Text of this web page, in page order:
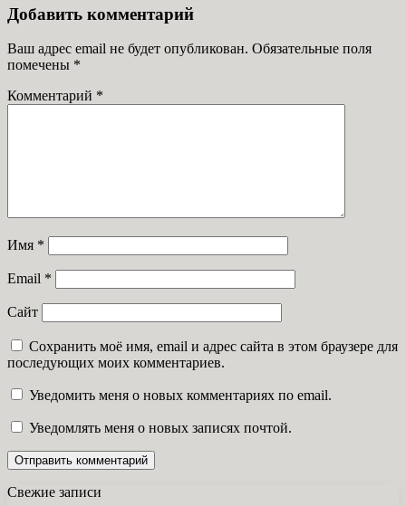
Добавить комментарий
Ваш адрес email не будет опубликован. Обязательные поля
помечены *
Комментарий *
Имя *
Email *
Сайт
Сохранить моё имя, email и адрес сайта в этом браузере для
последующих моих комментариев.
Уведомить меня о новых комментариях по email.
Уведомлять меня о новых записях почтой.
Свежие записи